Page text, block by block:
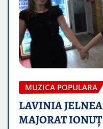
MUZICA POPULARA
LAVINIA
MAJORAT IONUŢ